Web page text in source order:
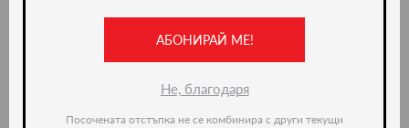
АБОНИРАЙ МЕ!
Не, благодаря
Посочената отстъпка не се комбинира с други текущи